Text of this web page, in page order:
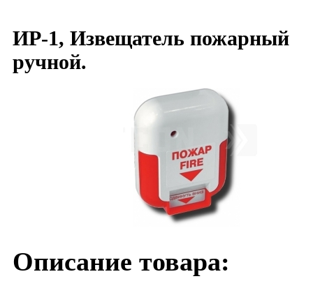
ИР-1, Извещатель пожарный
ручной.
Описание товара: